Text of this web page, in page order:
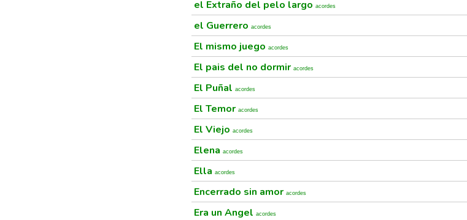
el Extraño del pelo largo acordes
el Guerrero acordes
El mismo juego acordes
El pais del no dormir acordes
El Puñal acordes
El Temor acordes
El Viejo acordes
Elena acordes
Ella acordes
Encerrado sin amor acordes
Era un Angel acordes